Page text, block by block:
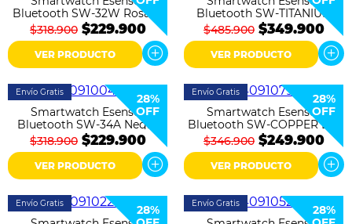
Cocina
ElectroHogar
Sonido
Herramientas
Bluetooth SW-32W Rosado
$318.900 $229.900
VER PRODUCTO
Bluetooth SW-TITANIUM
Negro
$485.900 $349.900
VER PRODUCTO
Envío Gratis
28%
OFF
Smartwatch Esenses
Bluetooth SW-34A Negro
$318.900 $229.900
VER PRODUCTO
Envío Gratis
28%
OFF
Smartwatch Esenses
Bluetooth SW-COPPER Lila
$346.900 $249.900
VER PRODUCTO
Envío Gratis
28%
Envío Gratis
28%